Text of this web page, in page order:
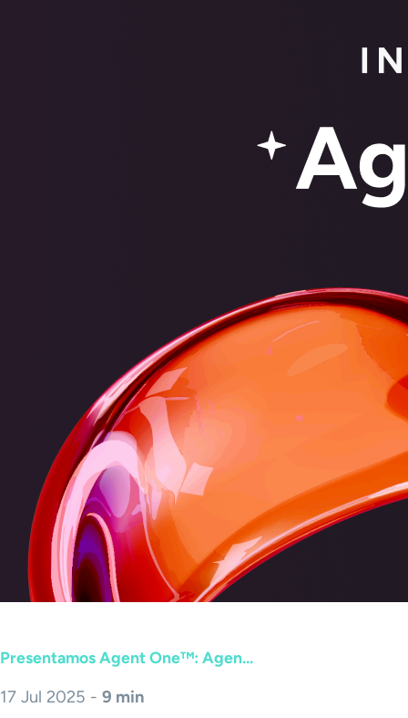
Presentamos Agent One™: Agen...
17 Jul 2025 - 9 min